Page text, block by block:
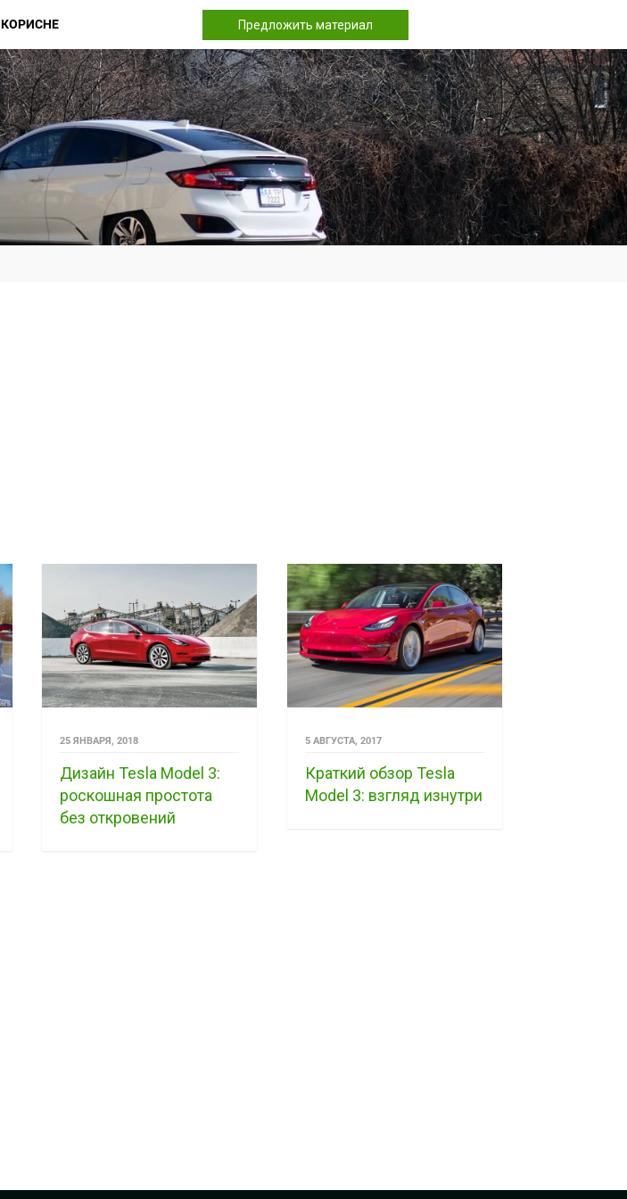
КОРИСНЕ Предложить материал
25 ЯНВАРЯ, 2018
Дизайн Tesla Model 3:
роскошная простота
без откровений
5 АВГУСТА, 2017
Краткий обзор Tesla
Model 3: взгляд изнутри